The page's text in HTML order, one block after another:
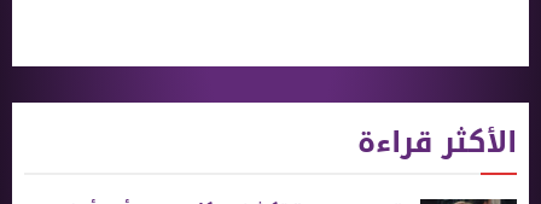
الأكثر قراءة